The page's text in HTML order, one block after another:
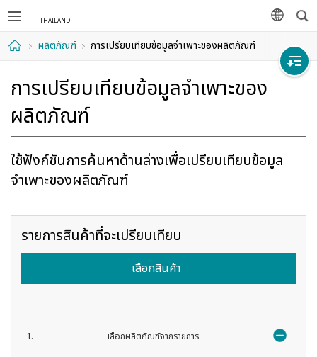
ภาษาค้น
ผลิตภัณฑ์ การเปรียบเทียบข้อมูลจำเพาะของผลิตภัณฑ์
การเปรียบเทียบข้อมูลจำเพาะของ
ผลิตภัณฑ์
ใช้ฟังก์ชันการค้นหาด้านล่างเพื่อเปรียบเทียบข้อมูล
จำเพาะของผลิตภัณฑ์
รายการสินค้าที่จะเปรียบเทียบ
เลือกผลิตภัณฑ์จากรายการ